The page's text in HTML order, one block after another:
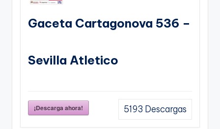
Gaceta Cartagonova 536 –
Sevilla Atletico
¡Descarga ahora! 5193 Descargas